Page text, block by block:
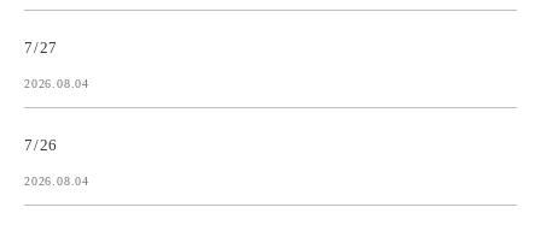
7/27
2026.08.04
7/26
2026.08.04